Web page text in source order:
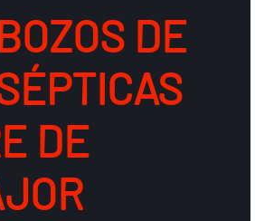
DE
DE